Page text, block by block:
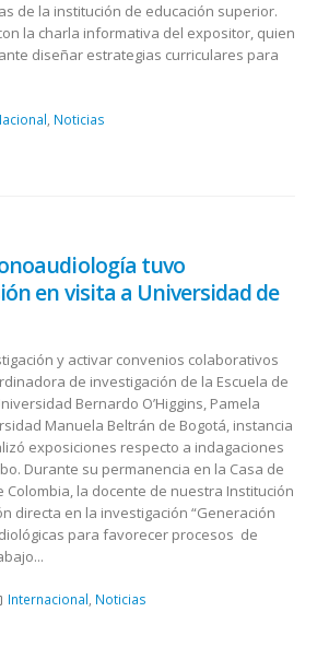
de la institución de educación superior.
la charla informativa del expositor, quien
diseñar estrategias curriculares para
Noticias
tuvo
en visita a Universidad de
y activar convenios colaborativos
de investigación de la Escuela de
Bernardo O’Higgins, Pamela
Manuela Beltrán de Bogotá, instancia
exposiciones respecto a indagaciones
Durante su permanencia en la Casa de
Colombia, la docente de nuestra Institución
directa en la investigación “Generación
para favorecer procesos de
Internacional Noticias